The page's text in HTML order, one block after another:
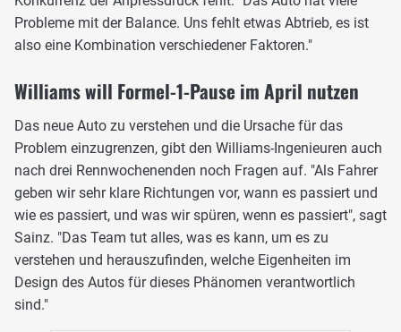
Probleme mit der Balance. Uns fehlt etwas Abtrieb, es ist
also eine Kombination verschiedener Faktoren."
Williams will Formel-1-Pause im April nutzen
Das neue Auto zu verstehen und die Ursache für das
Problem einzugrenzen, gibt den Williams-Ingenieuren auch
nach drei Rennwochenenden noch Fragen auf. "Als Fahrer
geben wir sehr klare Richtungen vor, wann es passiert und
wie es passiert, und was wir spüren, wenn es passiert", sagt
Sainz. "Das Team tut alles, was es kann, um es zu
verstehen und herauszufinden, welche Eigenheiten im
Design des Autos für dieses Phänomen verantwortlich
sind."